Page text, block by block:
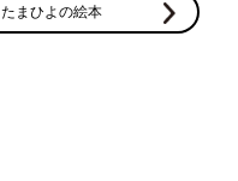
たまひよの絵本